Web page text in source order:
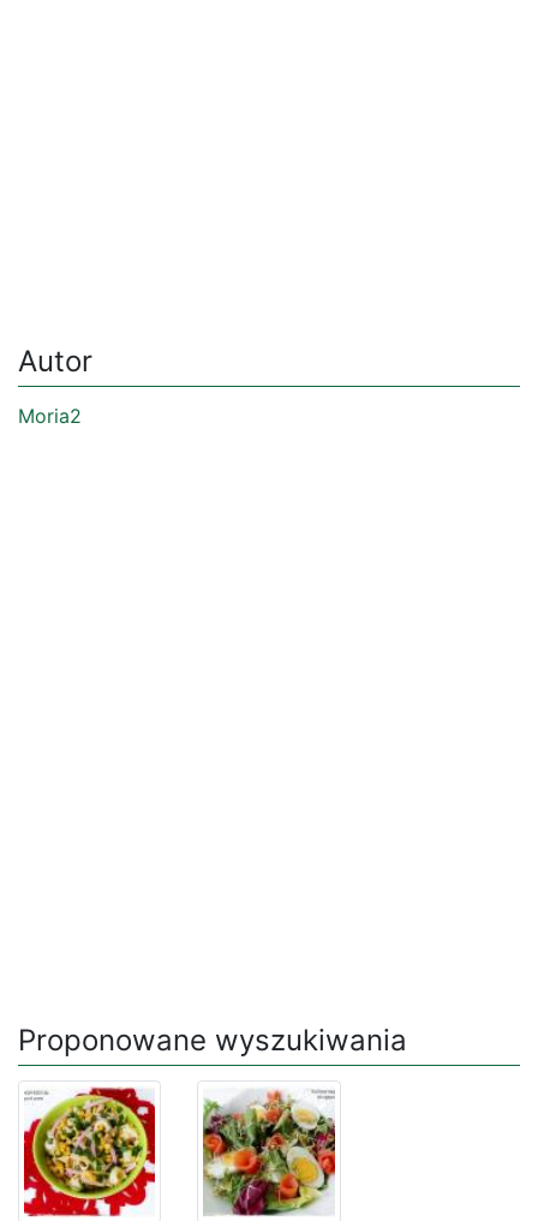
Autor
Moria2
Proponowane wyszukiwania